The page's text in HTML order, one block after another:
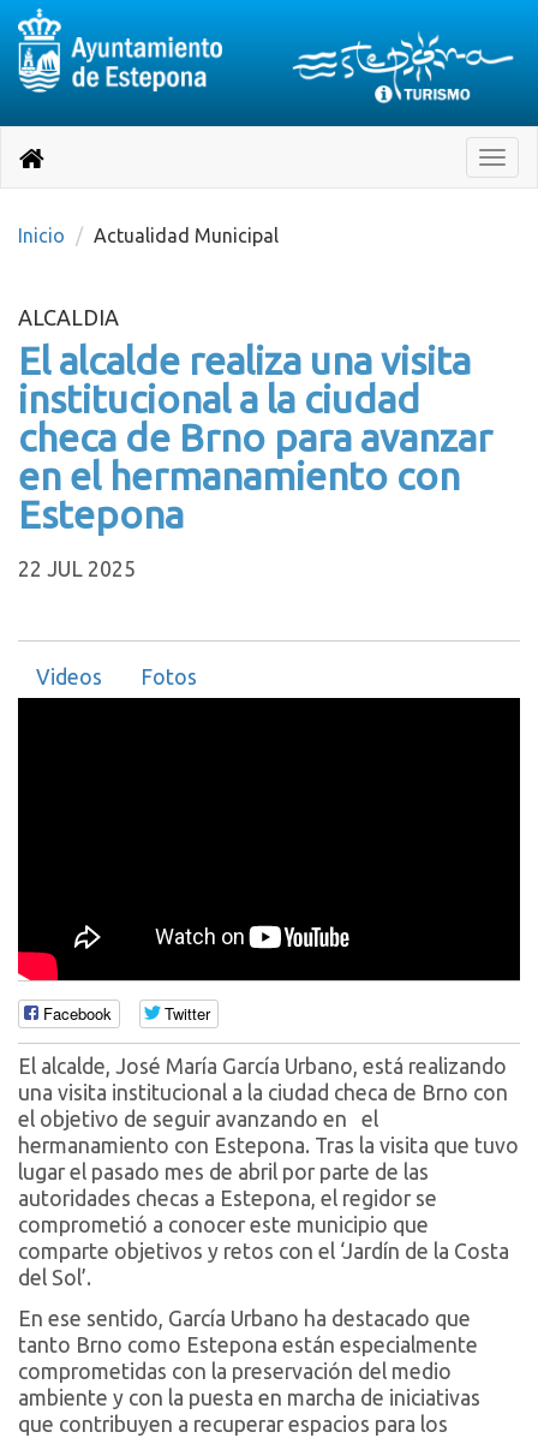
página
Toggle
Destino:
Volver
inicio
Inicio Actualidad Municipal
ALCALDIA
El alcalde realiza una visita
institucional a la ciudad
checa de Brno para avanzar
en el hermanamiento con
Estepona
22 JUL 2025
Videos Fotos
Facebook Twitter
El alcalde, José María García Urbano, está realizando
una visita institucional a la ciudad checa de Brno con
el objetivo de seguir avanzando en el
hermanamiento con Estepona. Tras la visita que tuvo
lugar el pasado mes de abril por parte de las
autoridades checas a Estepona, el regidor se
comprometió a conocer este municipio que
comparte objetivos y retos con el ‘Jardín de la Costa
del Sol’.
En ese sentido, García Urbano ha destacado que
tanto Brno como Estepona están especialmente
comprometidas con la preservación del medio
ambiente y con la puesta en marcha de iniciativas
que contribuyen a recuperar espacios para los